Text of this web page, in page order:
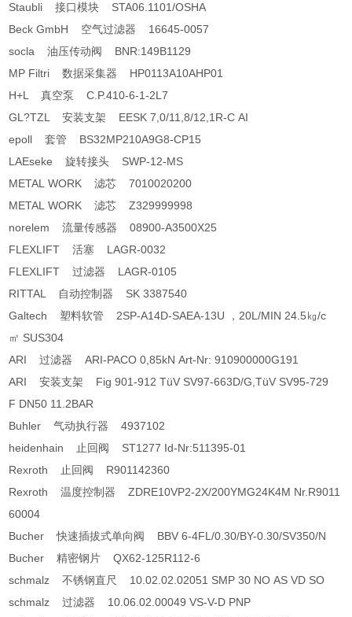
Staubli 接口模块 STA06.1101/OSHA
Beck GmbH 空气过滤器 16645-0057
socla 油压传动阀 BNR:149B1129
MP Filtri 数据采集器 HP0113A10AHP01
H+L 真空泵 C.P.410-6-1-2L7
GL?TZL 安装支架 EESK 7,0/11,8/12,1R-C AI
epoll 套管 BS32MP210A9G8-CP15
LAEseke 旋转接头 SWP-12-MS
METAL WORK 滤芯 7010020200
METAL WORK 滤芯 Z329999998
norelem 流量传感器 08900-A3500X25
FLEXLIFT 活塞 LAGR-0032
FLEXLIFT 过滤器 LAGR-0105
RITTAL 自动控制器 SK 3387540
Galtech 塑料软管 2SP-A14D-SAEA-13U ，20L/MIN 24.5㎏/c
㎡ SUS304
ARI 过滤器 ARI-PACO 0,85kN Art-Nr: 910900000G191
ARI 安装支架 Fig 901-912 TüV SV97-663D/G,TüV SV95-729
F DN50 11.2BAR
Buhler 气动执行器 4937102
heidenhain 止回阀 ST1277 Id-Nr:511395-01
Rexroth 止回阀 R901142360
Rexroth 温度控制器 ZDRE10VP2-2X/200YMG24K4M Nr.R9011
60004
Bucher 快速插拔式单向阀 BBV 6-4FL/0.30/BY-0.30/SV350/N
Bucher 精密钢片 QX62-125R112-6
schmalz 不锈钢直尺 10.02.02.02051 SMP 30 NO AS VD SO
schmalz 过滤器 10.06.02.00049 VS-V-D PNP